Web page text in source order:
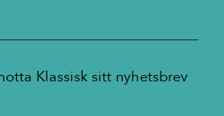
Ja, jeg vil motta Klassisk sitt nyhetsbrev